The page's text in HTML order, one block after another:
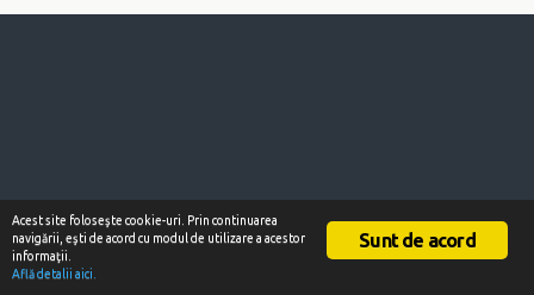
Sunt de acord
Acest site foloseşte cookie-uri. Prin continuarea
navigării, eşti de acord cu modul de utilizare a acestor
informaţii.
Află detalii aici.